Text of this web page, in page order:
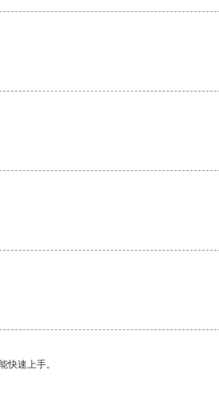
快速上手。